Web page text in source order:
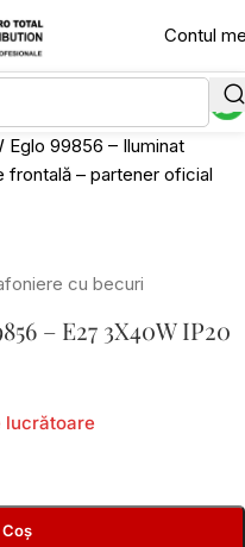
Contul
cu becuri
– E27 3X40W IP20
lucrătoare
Coș